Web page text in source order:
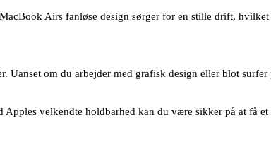
Airs fanløse design sørger for en stille drift,
om du arbejder med grafisk design eller blot
velkendte holdbarhed kan du være sikker på at få